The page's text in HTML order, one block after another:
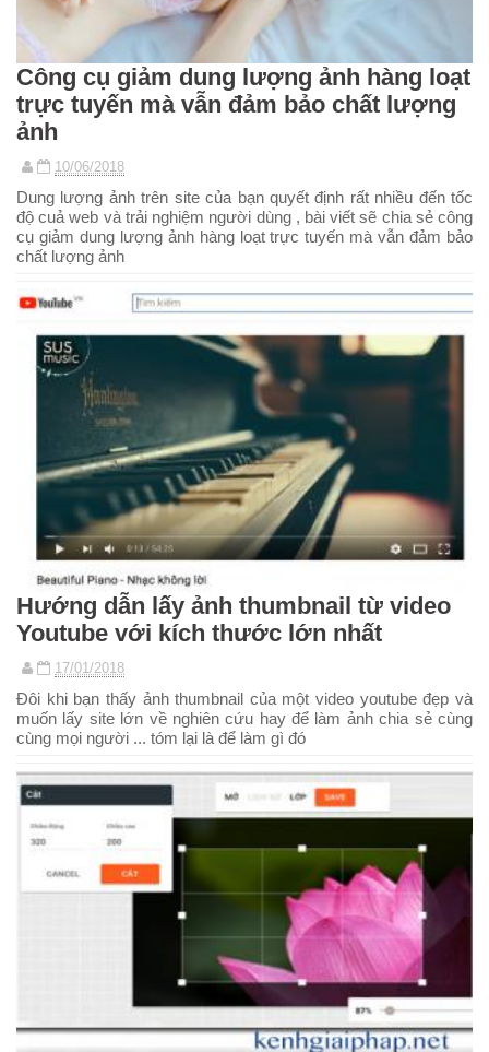
Công cụ giảm dung lượng ảnh hàng loạt
trực tuyến mà vẫn đảm bảo chất lượng
ảnh
10/06/2018
Dung lượng ảnh trên site của bạn quyết định rất nhiều đến tốc
độ cuả web và trải nghiệm người dùng , bài viết sẽ chia sẻ công
cụ giảm dung lượng ảnh hàng loạt trực tuyến mà vẫn đảm bảo
chất lượng ảnh
Hướng dẫn lấy ảnh thumbnail từ video
Youtube với kích thước lớn nhất
17/01/2018
Đôi khi bạn thấy ảnh thumbnail của một video youtube đẹp và
muốn lấy site lớn về nghiên cứu hay để làm ảnh chia sẻ cùng
cùng mọi người ... tóm lại là để làm gì đó